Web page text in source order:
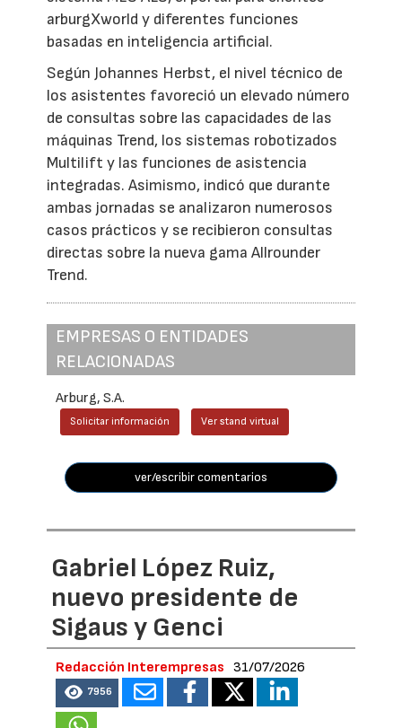
arburgXworld y diferentes funciones
basadas en inteligencia artificial.
Según Johannes Herbst, el nivel técnico de
los asistentes favoreció un elevado número
de consultas sobre las capacidades de las
máquinas Trend, los sistemas robotizados
Multilift y las funciones de asistencia
integradas. Asimismo, indicó que durante
ambas jornadas se analizaron numerosos
casos prácticos y se recibieron consultas
directas sobre la nueva gama Allrounder
Trend.
EMPRESAS O ENTIDADES
RELACIONADAS
Arburg, S.A.
Solicitar información Ver stand virtual
ver/escribir comentarios
Gabriel López Ruiz,
nuevo presidente de
Sigaus y Genci
Redacción Interempresas 31/07/2026
7956